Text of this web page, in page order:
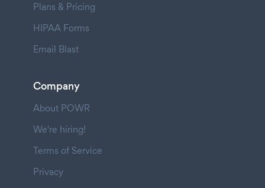
Plans & Pricing
HIPAA Forms
Email Blast
Company
About POWR
We're hiring!
Terms of Service
Privacy